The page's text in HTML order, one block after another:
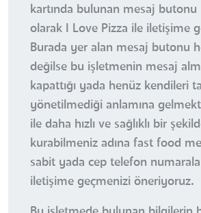
kartında bulunan mesaj
olarak I Love Pizza ile iletişime
Burada yer alan mesaj butonu
değilse bu işletmenin mesaj
kapattığı yada henüz kendileri
yönetilmediği anlamına
ile daha hızlı ve sağlıklı bir
kurabilmeniz adına fast food
sabit yada cep telefon
iletişime geçmenizi öneriyoruz.